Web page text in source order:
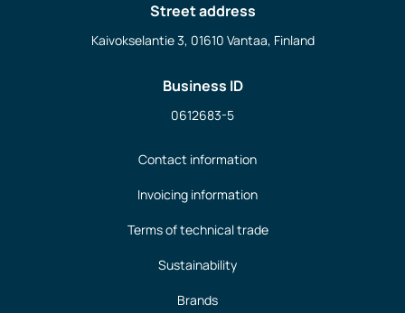
Street address
Kaivokselantie 3, 01610 Vantaa, Finland
Business ID
0612683-5
Contact information
Invoicing information
Terms of technical trade
Sustainability
Brands